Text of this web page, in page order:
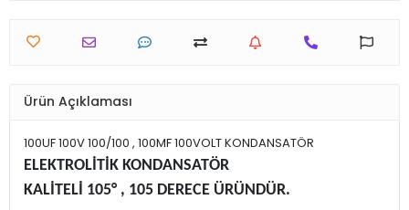
Ürün Açıklaması
100UF 100V 100/100 , 100MF 100VOLT KONDANSATÖR
ELEKTROLİTİK KONDANSATÖR
KALİTELİ 105° , 105 DERECE ÜRÜNDÜR.